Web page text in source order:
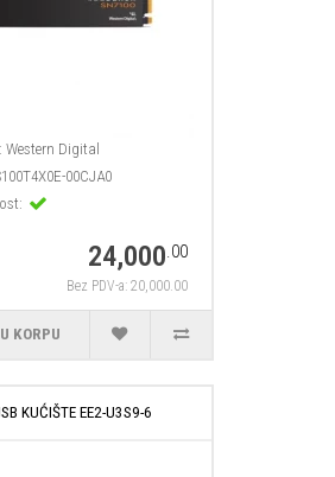
Western Digital
00CJA0
24,000.00
Bez PDV-a: 20,000.00
KORPU
KUĆIŠTE EE2-U3S9-6